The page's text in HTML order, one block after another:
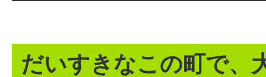
だいすきなこの町で、